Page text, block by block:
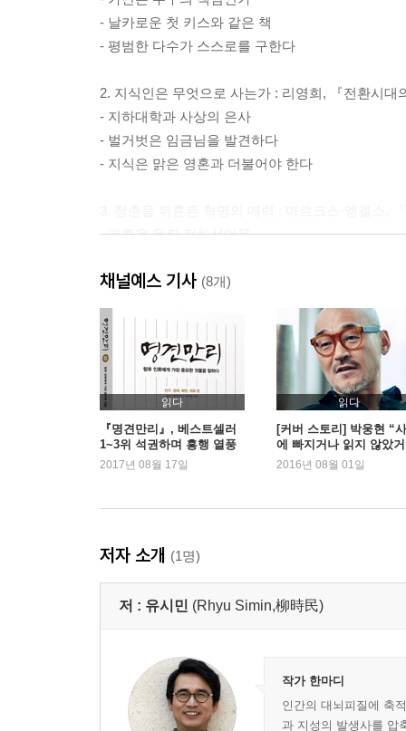
- 날카로운 첫 키스와 같은 책
- 평범한 다수가 스스로를 구한다
2. 지식인은 무엇으로 사는가 : 리영희, 『전환시대
- 지하대학과 사상의 은사
- 벌거벗은 임금님을 발견하다
- 지식은 맑은 영혼과 더불어야 한다
- 영혼을 울린 정치선언문
- 역사에는 종말이 없다
4. 불평등은 불가피한 자연법칙인가: 맬서스, 『인
- 냉혹하고 기괴한 천재, 맬서스
- 자선은 사회악이다
- 재산권과 생존권
- 편견은 천재의 눈도 가린다
5. 삶이 그대를 속일지라도 : 푸시킨, 『대위의 딸』
- 위대한 시인의 허무한 죽음
6. 진정한 보수주의자를 만나다 : 맹자, 『맹자』
- 백성이 가장 귀하다
- 아름다운 보수주의자, 맹자의 재발견
- 대장부는 의를 위하여 생을 버린다
채널예스 기사 (8개)
읽다
『명견만리』, 베스트셀러
1~3위 석권하며 흥행 열풍
2017년 08월 17일
읽다
[커버 스토리] 박웅현 “
에 빠지거나 읽지 않았거
나”
2016년 08월 01일
저자 소개 (1명)
저 : 유시민 (Rhyu Simin,柳時民)
작가 한마디
인간의 대뇌피질에 축
과 지성의 발생사를 압